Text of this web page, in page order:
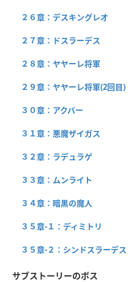
２６章：デスキングレオ
２７章：ドスラーデス
２８章：ヤヤーレ将軍
２９章：ヤヤーレ将軍(2回目)
３０章：アクバー
３１章：悪魔ザイガス
３２章：ラデュラゲ
３３章：ムンライト
３４章：暗黒の魔人
３５章-１：ディミトリ
３５章-２：シンドスラーデス
サブストーリーのボス